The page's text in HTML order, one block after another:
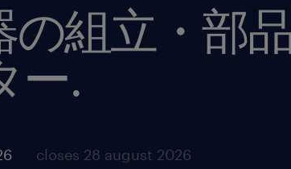
組立・部
ー.
closes 28 august 2026